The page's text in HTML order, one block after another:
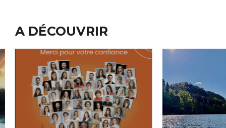
A DÉCOUVRIR